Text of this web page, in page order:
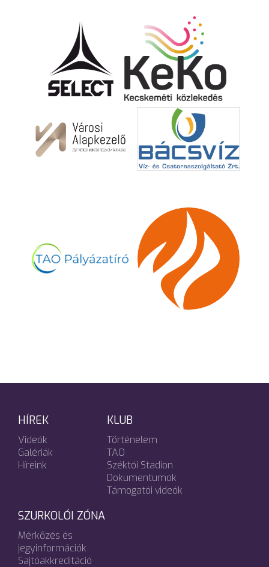
HÍREK
Videók
Galériák
Híreink
KLUB
Történelem
TAO
Széktói Stadion
Dokumentumok
Támogatói videók
SZURKOLÓI ZÓNA
Mérkőzés és
jegyinformációk
Sajtóakkreditáció